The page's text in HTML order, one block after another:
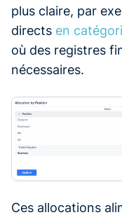
plus claire, par
directs en
où des registres
nécessaires.
Ces allocations